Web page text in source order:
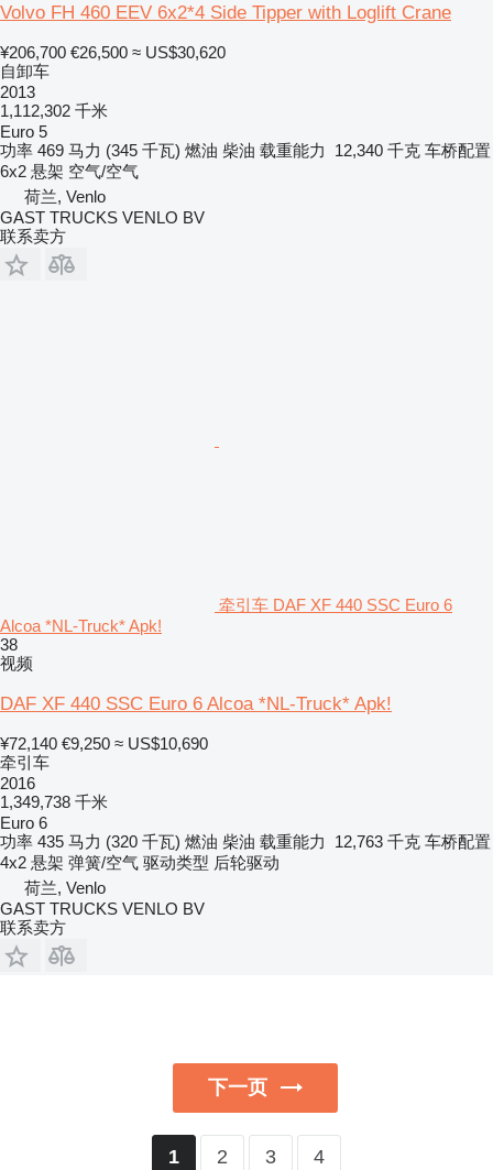
Volvo FH 460 EEV 6x2*4 Side Tipper with Loglift Crane
¥206,700 €26,500 ≈ US$30,620
自卸车
2013
1,112,302 千米
Euro 5
功率 469 马力 (345 千瓦) 燃油 柴油 载重能力 12,340 千克 车桥配置
6x2 悬架 空气/空气
荷兰, Venlo
GAST TRUCKS VENLO BV
联系卖方
牵引车 DAF XF 440 SSC Euro 6
Alcoa *NL-Truck* Apk!
38
视频
DAF XF 440 SSC Euro 6 Alcoa *NL-Truck* Apk!
¥72,140 €9,250 ≈ US$10,690
牵引车
2016
1,349,738 千米
Euro 6
功率 435 马力 (320 千瓦) 燃油 柴油 载重能力 12,763 千克 车桥配置
4x2 悬架 弹簧/空气 驱动类型 后轮驱动
荷兰, Venlo
GAST TRUCKS VENLO BV
联系卖方
下一页
1 2 3 4